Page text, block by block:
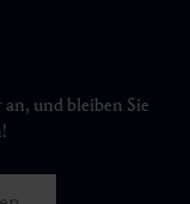
und bleiben Sie